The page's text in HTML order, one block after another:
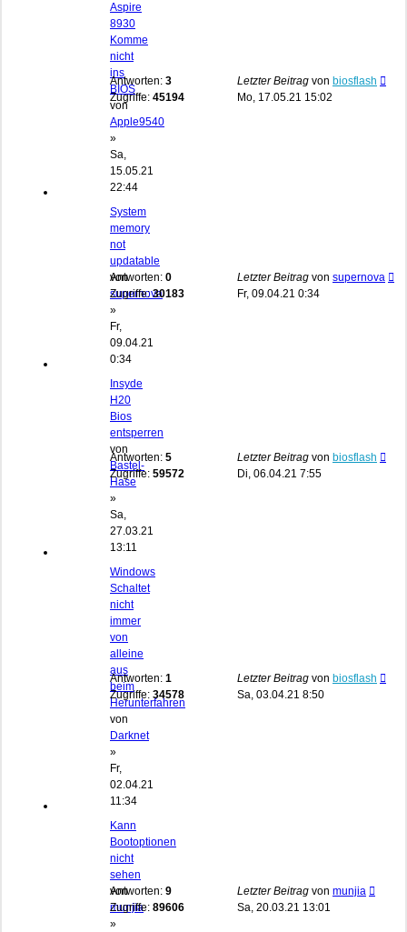
Aspire
8930
Komme
nicht
ins
BIOS
von
Apple9540
»
Sa,
15.05.21
22:44
Antworten: 3
Zugriffe: 45194
Letzter Beitrag von biosflash
Mo, 17.05.21 15:02
System
memory
not
updatable
von
supernova
»
Fr,
09.04.21
0:34
Antworten: 0
Zugriffe:30183
Letzter Beitrag von supernova
Fr, 09.04.21 0:34
Insyde
H20
Bios
entsperren
von
Bastel-
Hase
»
Sa,
27.03.21
13:11
Antworten: 5
Zugriffe: 59572
Letzter Beitrag von biosflash
Di, 06.04.21 7:55
Windows
Schaltet
nicht
immer
von
alleine
aus
beim
Herunterfahren
von
Darknet
»
Fr,
02.04.21
11:34
Antworten: 1
Zugriffe: 34578
Letzter Beitrag von biosflash
Sa, 03.04.21 8:50
Kann
Bootoptionen
nicht
sehen
von
munjia
»
Antworten: 9
Zugriffe: 89606
Letzter Beitrag von munjia
Sa, 20.03.21 13:01